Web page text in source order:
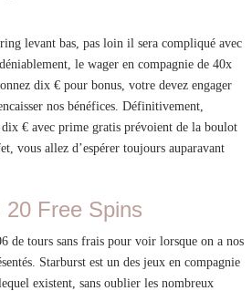
levant bas, pas loin il sera compliqué avec
le wager en compagnie de 40x
dix € pour bonus, votre devez engager
nos bénéfices. Définitivement,
€ avec prime gratis prévoient de la boulot
vous allez d’espérer toujours auparavant
20 Free Spins
de tours sans frais pour voir lorsque on a nos
Starburst est un des jeux en compagnie
existent, sans oublier les nombreux